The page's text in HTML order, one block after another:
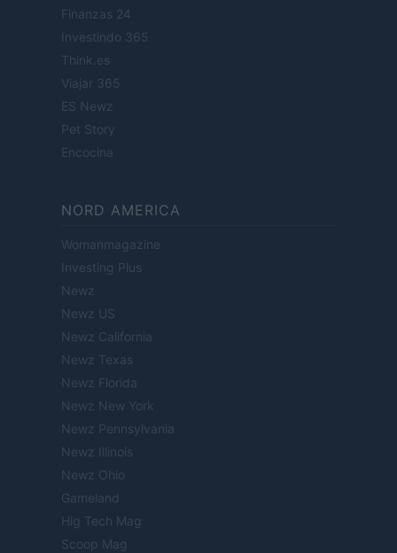
Finanzas 24
Investindo 365
Think.es
Viajar 365
ES Newz
Pet Story
Encocina
NORD AMERICA
Womanmagazine
Investing Plus
Newz
Newz US
Newz California
Newz Texas
Newz Florida
Newz New York
Newz Pennsylvania
Newz Illinois
Newz Ohio
Gameland
Hig Tech Mag
Scoop Mag